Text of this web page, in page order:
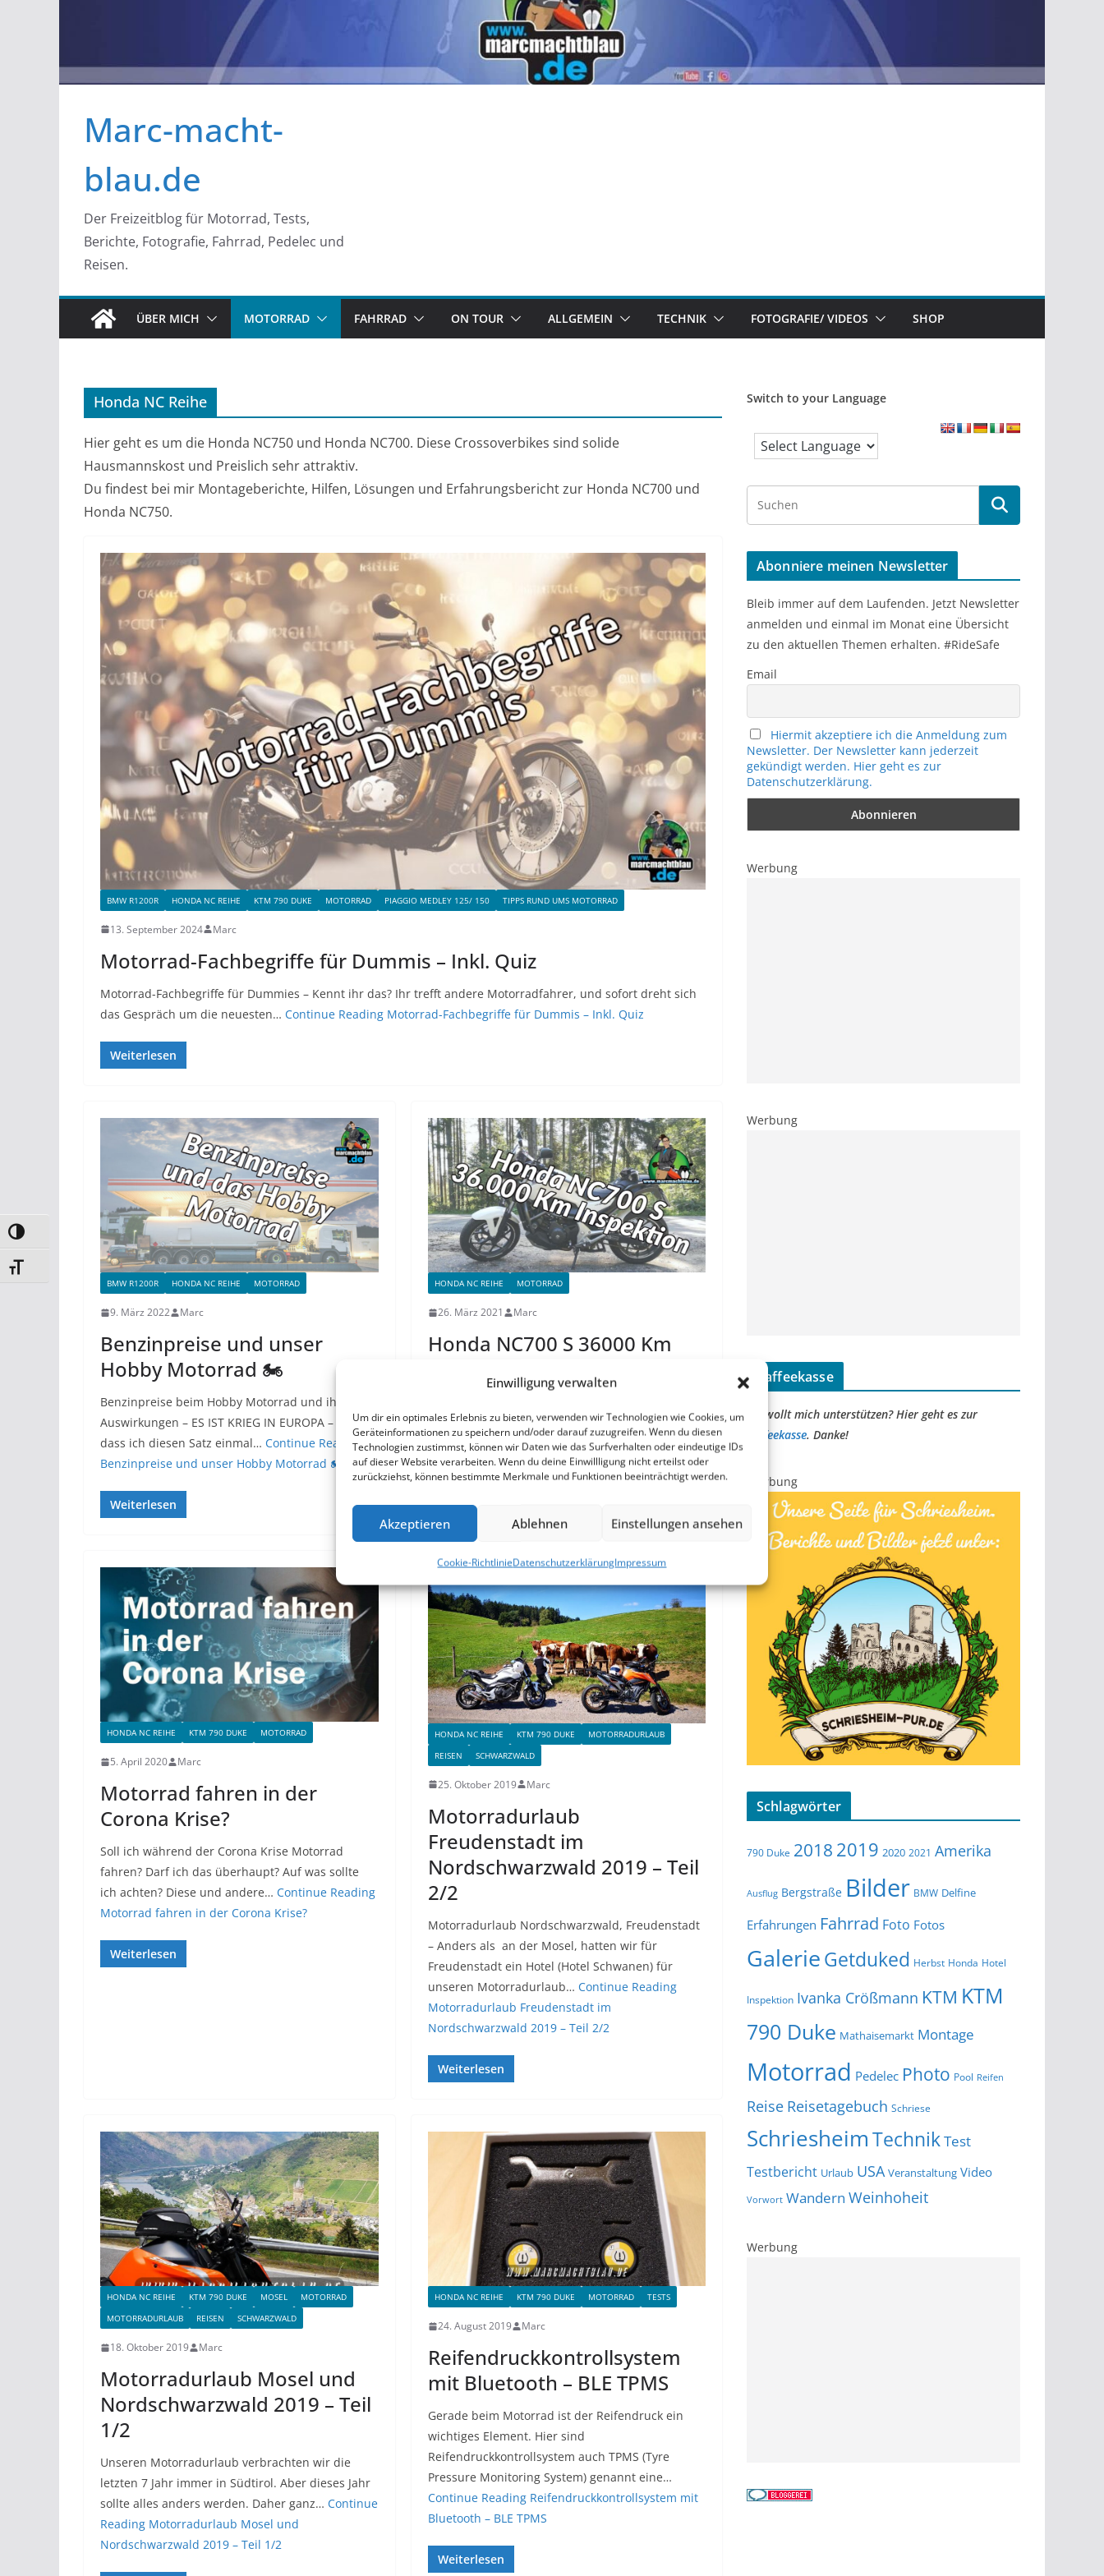
Einwilligung verwalten
Um dir ein optimales Erlebnis zu bieten, verwenden wir Technologien wie Cookies, um
Geräteinformationen zu speichern und/oder darauf zuzugreifen. Wenn du diesen
Technologien zustimmst, können wir Daten wie das Surfverhalten oder eindeutige IDs
auf dieser Website verarbeiten. Wenn du deine Einwillligung nicht erteilst oder
zurückziehst, können bestimmte Merkmale und Funktionen beeinträchtigt werden.
Akzeptieren Ablehnen Einstellungen ansehen
Cookie-RichtlinieDatenschutzerklärungImpressum
Umschalten auf hohe Kontraste
Schrift vergrößern
Marc-macht-
blau.de
Der Freizeitblog für Motorrad, Tests,
Berichte, Fotografie, Fahrrad, Pedelec und
Reisen.
ÜBER MICH MOTORRAD FAHRRAD ON TOUR ALLGEMEIN TECHNIK FOTOGRAFIE/ VIDEOS SHOP
Honda NC Reihe
Hier geht es um die Honda NC750 und Honda NC700. Diese Crossoverbikes sind solide
Hausmannskost und Preislich sehr attraktiv.
Du findest bei mir Montageberichte, Hilfen, Lösungen und Erfahrungsbericht zur Honda NC700 und
Honda NC750.
BMW R1200R HONDA NC REIHE KTM 790 DUKE MOTORRAD PIAGGIO MEDLEY 125/ 150 TIPPS RUND UMS MOTORRAD
13. September 2024 Marc
Motorrad-Fachbegriffe für Dummis – Inkl. Quiz
Motorrad-Fachbegriffe für Dummies – Kennt ihr das? Ihr trefft andere Motorradfahrer, und sofort dreht sich
das Gespräch um die neuesten… Continue Reading Motorrad-Fachbegriffe für Dummis – Inkl. Quiz
Weiterlesen
BMW R1200R HONDA NC REIHE MOTORRAD
9. März 2022 Marc
Benzinpreise und unser
Hobby Motorrad 🏍
Benzinpreise beim Hobby Motorrad und ihre
Auswirkungen – ES IST KRIEG IN EUROPA – Wau,
dass ich diesen Satz einmal… Continue Reading
Benzinpreise und unser Hobby Motorrad 🏍
Weiterlesen
HONDA NC REIHE MOTORRAD
26. März 2021 Marc
Honda NC700 S 36000 Km
Arbeiten und Sonstiges – Auch die Honda NC700
S von meiner Frau…Continue ReadingHonda
NC700 S 36000 Km Inspektion
Weiterlesen
HONDA NC REIHE KTM 790 DUKE MOTORRAD
5. April 2020 Marc
Motorrad fahren in der
Corona Krise?
Soll ich während der Corona Krise Motorrad
fahren? Darf ich das überhaupt? Auf was sollte
ich achten? Diese und andere… Continue Reading
Motorrad fahren in der Corona Krise?
Weiterlesen
HONDA NC REIHE KTM 790 DUKE
MOTORRADURLAUB
REISEN
SCHWARZWALD
25. Oktober 2019 Marc
Motorradurlaub
Freudenstadt im
Nordschwarzwald 2019 – Teil
2/2
Motorradurlaub Nordschwarzwald, Freudenstadt
– Anders als an der Mosel, hatten wir für
Freudenstadt ein Hotel (Hotel Schwanen) für
unseren Motorradurlaub… Continue Reading
Motorradurlaub Freudenstadt im
Nordschwarzwald 2019 – Teil 2/2
Weiterlesen
HONDA NC REIHE KTM 790 DUKE MOSEL
MOTORRAD
MOTORRADURLAUB
REISEN SCHWARZWALD
18. Oktober 2019 Marc
Motorradurlaub Mosel und
Nordschwarzwald 2019 – Teil
1/2
Unseren Motorradurlaub verbrachten wir die
letzten 7 Jahr immer in Südtirol. Aber dieses Jahr
sollte alles anders werden. Daher ganz… Continue
Reading Motorradurlaub Mosel und
Nordschwarzwald 2019 – Teil 1/2
HONDA NC REIHE KTM 790 DUKE MOTORRAD TESTS
24. August 2019 Marc
Reifendruckkontrollsystem
mit Bluetooth – BLE TPMS
Gerade beim Motorrad ist der Reifendruck ein
wichtiges Element. Hier sind
Reifendruckkontrollsystem auch TPMS (Tyre
Pressure Monitoring System) genannt eine…
Continue ReadingReifendruckkontrollsystem mit
Bluetooth – BLE TPMS
Weiterlesen
Switch to your Language
r
h
Abonniere meinen Newsletter
Bleib immer auf dem Laufenden. Jetzt Newsletter
anmelden und einmal im Monat eine Übersicht
zu den aktuellen Themen erhalten. #RideSafe
Email
Hiermit akzeptiere ich die Anmeldung zum
Newsletter. Der Newsletter kann jederzeit
gekündigt werden. Hier geht es zur
Datenschutzerklärung.
Werbung
Werbung
Kaffeekasse
Ihr wollt mich unterstützen? Hier geht es zur
Kaffeekasse. Danke!
Werbung
Schlagwörter
790 Duke 2018 2019 2020 2021 Amerika
Ausflug Bergstraße Bilder BMW Delfine
Erfahrungen Fahrrad Foto Fotos
GalerieGetduked Herbst Honda Hotel
Inspektion Ivanka Crößmann KTM KTM
790 Duke Mathaisemarkt Montage
Motorrad Pedelec Photo Pool Reifen
Reise Reisetagebuch Schriese
SchriesheimTechnikTest
Testbericht Urlaub USA Veranstaltung Video
Vorwort Wandern Weinhoheit
Werbung